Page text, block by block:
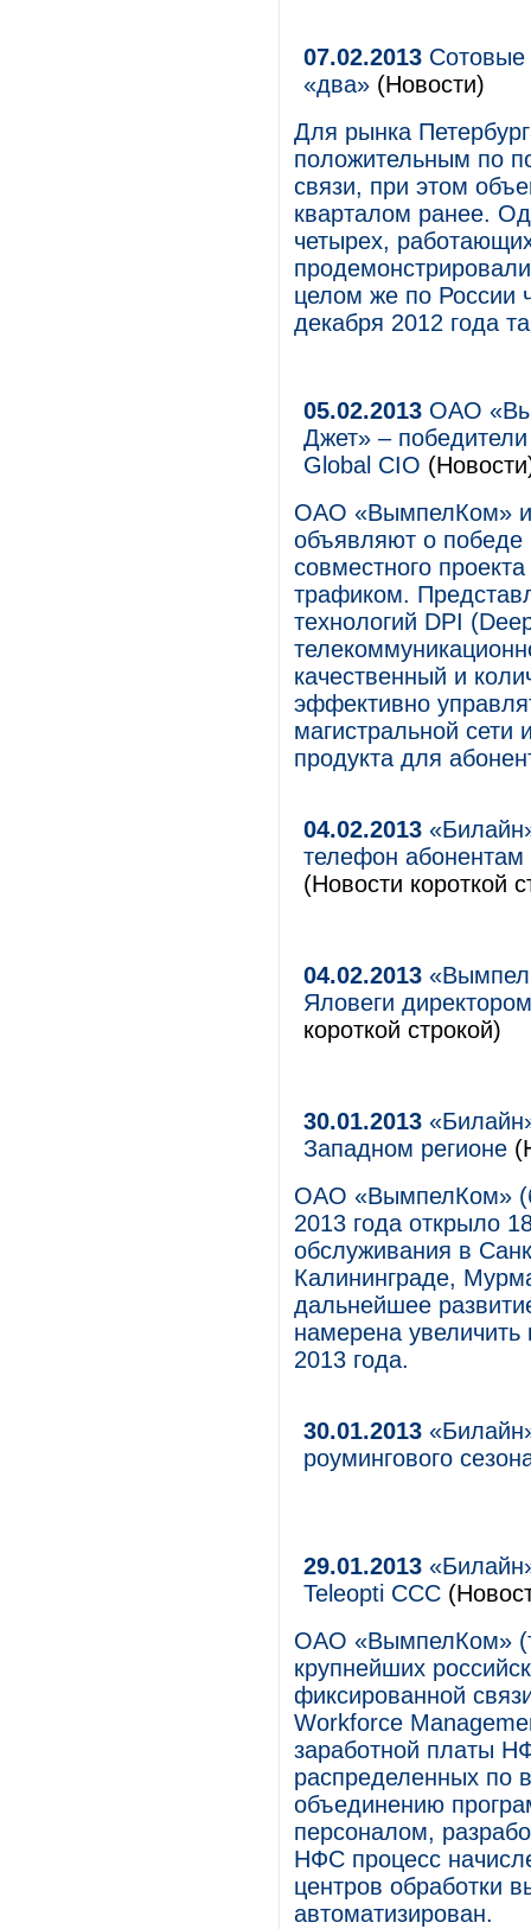
07.02.2013 Сотовые
«два» (Новости)
Для рынка
положительным по
связи, при этом
кварталом ранее.
четырех,
целом же по России
декабря 2012 года
05.02.2013 ОАО
Джет» –
Global CIO
ОАО «ВымпелКом» и
объявляют о победе
совместного
трафиком.
технологий DPI
качественный и
эффективно
магистральной сети
продукта для
04.02.2013
телефон абонентам
(Новости короткой
04.02.2013
Яловеги
короткой строкой)
30.01.2013
Западном регионе
ОАО «ВымпелКом»
2013 года открыло
обслуживания в
Калининграде,
дальнейшее
намерена увеличить
2013 года.
30.01.2013
роумингового
29.01.2013
Teleopti CCC
ОАО «ВымпелКом»
крупнейших
фиксированной
Workforce
заработной платы
распределенных по
объединению
персоналом,
НФС процесс
центров обработки
автоматизирован.